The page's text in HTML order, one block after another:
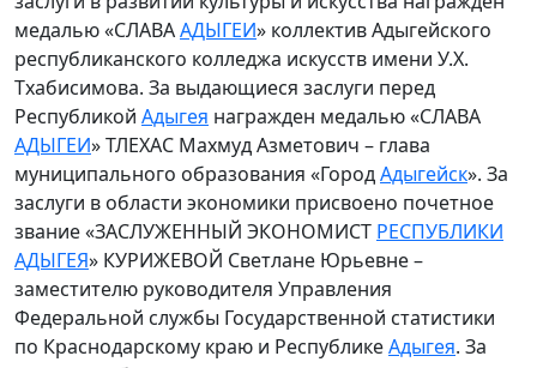
медалью «СЛАВААДЫГЕИ» коллектив Адыгейского
республиканского колледжа искусств имени У.Х.
Тхабисимова. За выдающиеся заслуги перед
Республикой Адыгея награжден медалью «СЛАВА
АДЫГЕИ» ТЛЕХАС Махмуд Азметович – глава
муниципального образования «ГородАдыгейск». За
заслуги в области экономики присвоено почетное
звание «ЗАСЛУЖЕННЫЙ ЭКОНОМИСТ РЕСПУБЛИКИ
АДЫГЕЯ» КУРИЖЕВОЙ Светлане Юрьевне –
заместителю руководителя Управления
Федеральной службы Государственной статистики
по Краснодарскому краю и РеспубликеАдыгея. За